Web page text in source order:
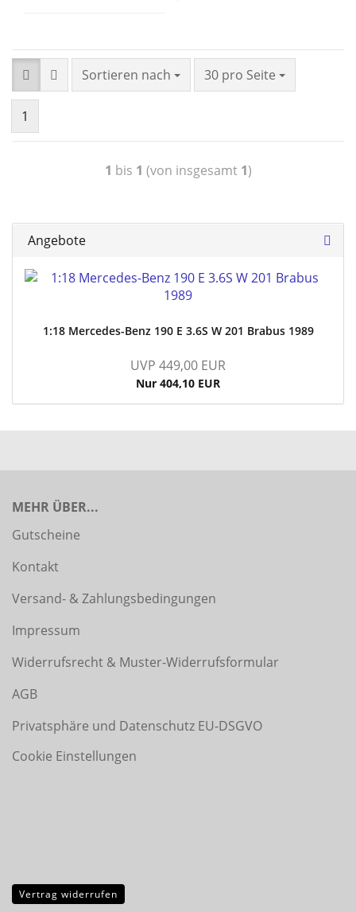
Sortieren nach 30 pro Seite
1
1 bis 1 (von insgesamt 1)
Angebote
1:18 Mercedes-Benz 190 E 3.6S W 201 Brabus 1989
UVP 449,00 EUR
Nur 404,10 EUR
MEHR ÜBER...
Gutscheine
Kontakt
Versand- & Zahlungsbedingungen
Impressum
Widerrufsrecht & Muster-Widerrufsformular
AGB
Privatsphäre und Datenschutz EU-DSGVO
Cookie Einstellungen
Vertrag widerrufen